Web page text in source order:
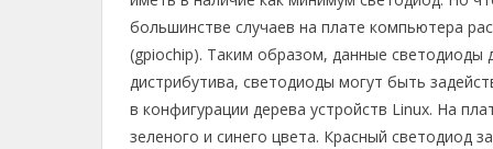
a
m
o
k
s
n
k
и
т
ь
большинстве случаев на плате компьютера
(gpiochip). Таким образом, данные светодиоды
дистрибутива, светодиоды могут быть
в конфигурации дерева устройств Linux. На
зеленого и синего цвета. Красный светодиод